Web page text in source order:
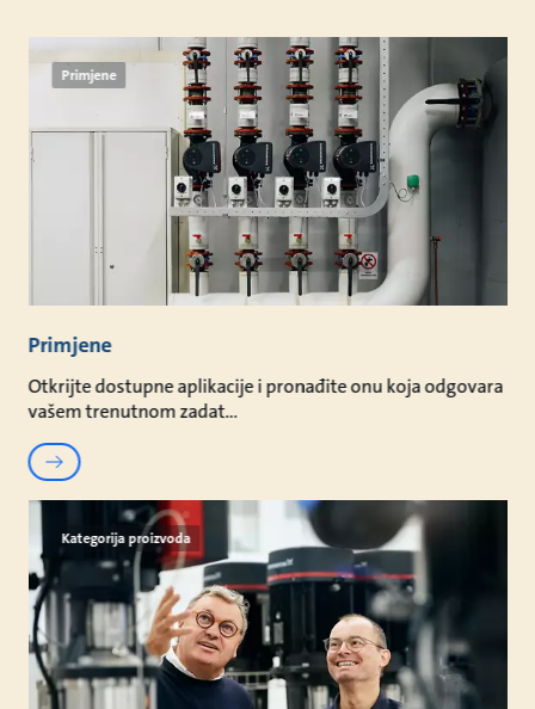
Primjene
Primjene
Otkrijte dostupne aplikacije i pronađite onu koja odgovara
vašem trenutnom zadat
Kategorija proizvoda